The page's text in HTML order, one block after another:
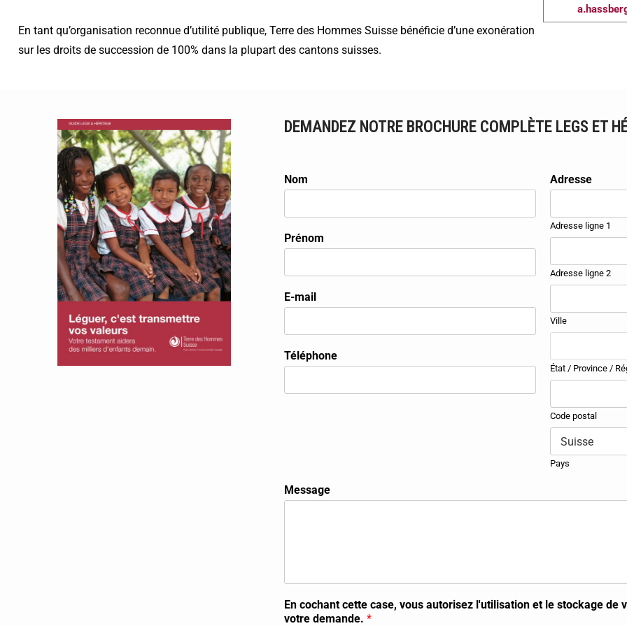
En tant qu’organisation reconnue d’utilité publique, Terre des Hommes Suisse bénéficie d’une exonération
sur les droits de succession de 100% dans la plupart des cantons suisses.
DEMANDEZ NOTRE BROCHURE COMPLÈTE LEGS ET
Nom
Prénom
E-mail
Téléphone
Adresse
Adresse ligne 1
Adresse ligne 2
Ville
État / Province /
Code postal
Pays
Message
En cochant cette case, vous autorisez l'utilisation et le stockage de
votre demande. *